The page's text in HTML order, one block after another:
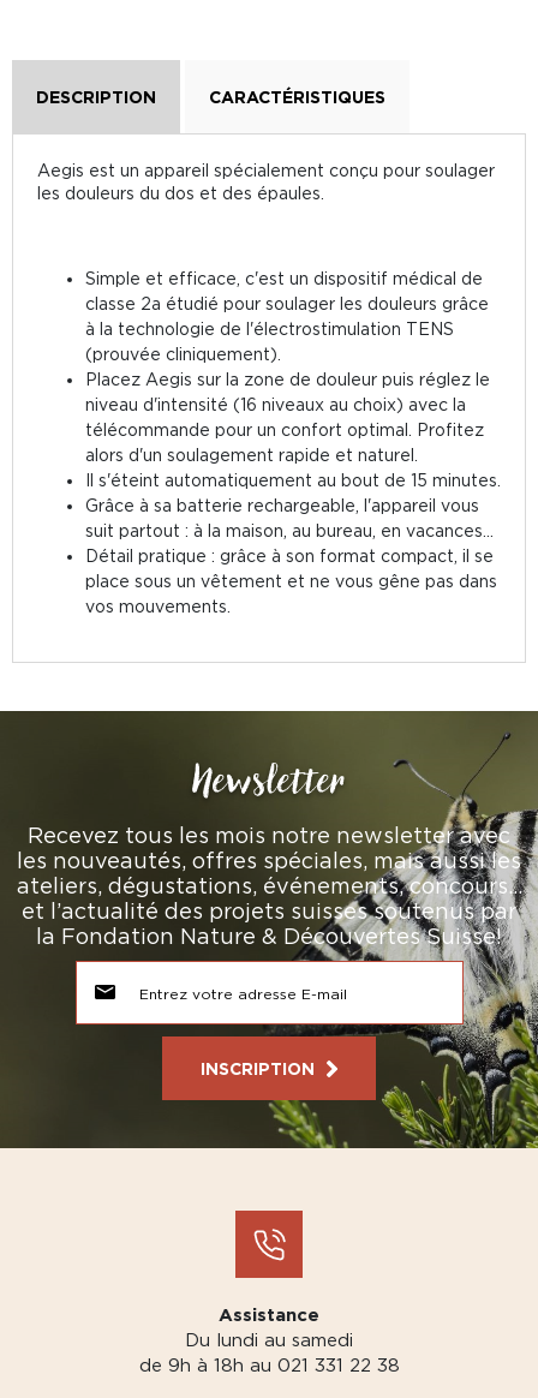
DESCRIPTION CARACTÉRISTIQUES
Aegis est un appareil spécialement conçu pour soulager
les douleurs du dos et des épaules.
Simple et efficace, c'est un dispositif médical de
classe 2a étudié pour soulager les douleurs grâce
à la technologie de l'électrostimulation TENS
(prouvée cliniquement).
Placez Aegis sur la zone de douleur puis réglez le
niveau d'intensité (16 niveaux au choix) avec la
télécommande pour un confort optimal. Profitez
alors d'un soulagement rapide et naturel.
Il s'éteint automatiquement au bout de 15 minutes.
Grâce à sa batterie rechargeable, l'appareil vous
suit partout : à la maison, au bureau, en vacances...
Détail pratique : grâce à son format compact, il se
place sous un vêtement et ne vous gêne pas dans
vos mouvements.
Newsletter
Recevez tous les mois notre newsletter avec
les nouveautés, offres spéciales, mais aussi les
ateliers, dégustations, événements, concours…
et l’actualité des projets suisses soutenus par
la Fondation Nature & Découvertes Suisse!
INSCRIPTION
Assistance
Du lundi au samedi
de 9h à 18h au 021 331 22 38